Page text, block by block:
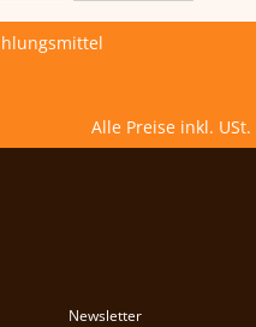
Alle Preise inkl. USt.
Newsletter